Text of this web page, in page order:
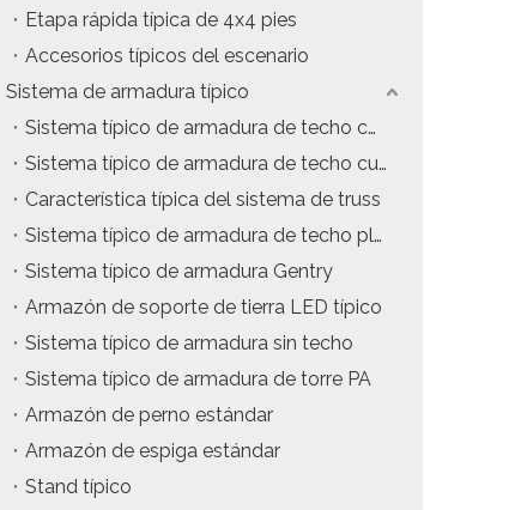
Etapa rápida típica de 4x4 pies
Accesorios típicos del escenario
Sistema de armadura típico
Sistema típico de armadura de techo con estructura en A
Sistema típico de armadura de techo curvo
Característica típica del sistema de truss
Sistema típico de armadura de techo plano
Sistema típico de armadura Gentry
Armazón de soporte de tierra LED típico
Sistema típico de armadura sin techo
Sistema típico de armadura de torre PA
Armazón de perno estándar
Armazón de espiga estándar
Stand típico